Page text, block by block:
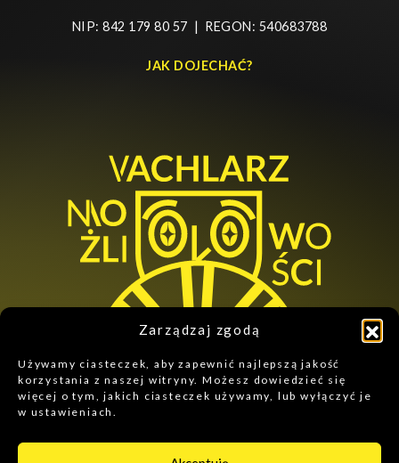
Zarządzaj zgodą
Używamy ciasteczek, aby zapewnić najlepszą jakość
korzystania z naszej witryny. Możesz dowiedzieć się
więcej o tym, jakich ciasteczek używamy, lub wyłączyć je
w ustawieniach.
NIP: 842 179 80 57 | REGON: 540683788
JAK DOJECHAĆ?